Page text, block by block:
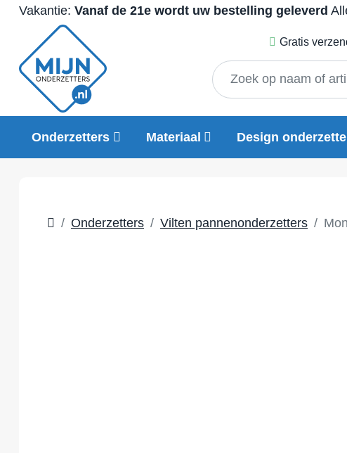
Vakantie: Vanaf de 21e wordt uw bestelling geleverd
Gratis
Onderzetters Materiaal Design
Onderzetters Vilten pannenonderzetters